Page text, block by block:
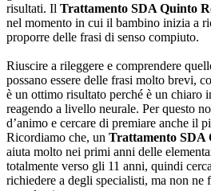
risultati. Il Trattamento SDA Quinto
nel momento in cui il bambino inizia a
proporre delle frasi di senso compiuto.
Riuscire a rileggere e comprendere
possano essere delle frasi molto brevi,
è un ottimo risultato perché è un chiaro
reagendo a livello neurale. Per questo
d’animo e cercare di premiare anche il
Ricordiamo che, un Trattamento SDA
aiuta molto nei primi anni delle
totalmente verso gli 11 anni, quindi
richiedere a degli specialisti, ma non ne